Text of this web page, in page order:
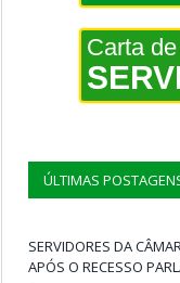
Carta de
ÚLTIMAS
SERVIDORES DA
APÓS O RECESSO